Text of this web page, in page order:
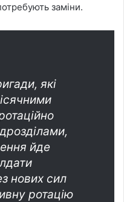
заміни.
які
йде
нових сил
ротацію